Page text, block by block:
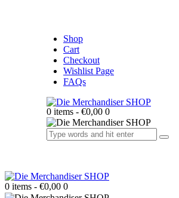
Shop
Cart
Checkout
Wishlist Page
FAQs
0 items - €0,00 0
0 items - €0,00 0